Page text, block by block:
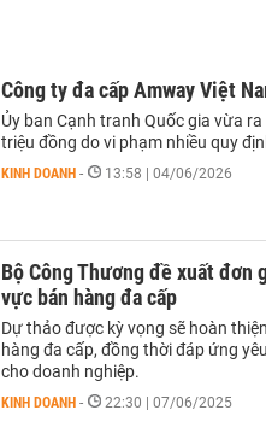
Công ty đa cấp Amway Việt
Ủy ban Cạnh tranh Quốc gia vừa
triệu đồng do vi phạm nhiều quy
KINH DOANH - 13:58 | 04/06/2026
Bộ Công Thương đề xuất đơn
vực bán hàng đa cấp
Dự thảo được kỳ vọng sẽ hoàn
hàng đa cấp, đồng thời đáp ứng
cho doanh nghiệp.
KINH DOANH - 22:30 | 07/06/2025